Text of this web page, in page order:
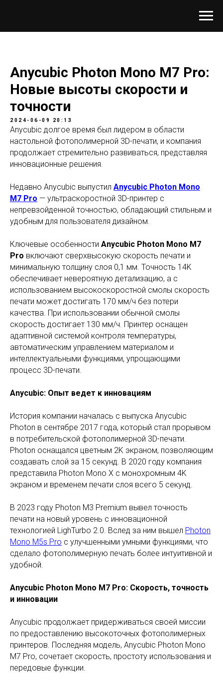
Anycubic Photon Mono M7 Pro:
Новые высоты скорости и
точности
2024-06-09 20:13
Anycubic долгое время был лидером в области
настольной фотополимерной 3D-печати, и компания
продолжает стремительно развиваться, представляя
инновационные решения.
Недавно Anycubic выпустил Anycubic Photon Mono
M7 Pro — ультраскоростной 3D-принтер с
непревзойденной точностью, обладающий стильным и
удобным для пользователя дизайном.
Ключевые особенности Anycubic Photon Mono M7
Pro включают сверхвысокую скорость печати и
минимальную толщину слоя 0,1 мм. Точность 14K
обеспечивает невероятную детализацию, а с
использованием высокоскоростной смолы скорость
печати может достигать 170 мм/ч без потери
качества. При использовании обычной смолы
скорость достигает 130 мм/ч. Принтер оснащен
адаптивной системой контроля температуры,
автоматическим управлением материалом и
интеллектуальными функциями, упрощающими
процесс 3D-печати.
Anycubic: Опыт ведет к инновациям
История компании началась с выпуска Anycubic
Photon в сентябре 2017 года, который стал прорывом
в потребительской фотополимерной 3D-печати.
Photon оснащался цветным 2K экраном, позволяющим
создавать слой за 15 секунд. В 2020 году компания
представила Photon Mono X с монохромным 4K
экраном и временем печати слоя всего 5 секунд.
В 2023 году Photon M3 Premium вывел точность
печати на новый уровень с инновационной
технологией LighTurbo 2.0. Вслед за ним вышел Photon
Mono M5s Pro с улучшенными умными функциями, что
сделало фотополимерную печать более интуитивной и
удобной.
Anycubic Photon Mono M7 Pro: Скорость, точность
и инновации
Anycubic продолжает придерживаться своей миссии
по предоставлению высокоточных фотополимерных
принтеров. Последняя модель, Anycubic Photon Mono
M7 Pro, сочетает скорость, простоту использования и
передовые функции.